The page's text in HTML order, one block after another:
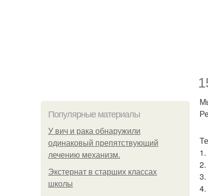
Популярные материалы
У вич и рака обнаружили
одинаковый препятствующий
лечению механизм.
Экстернат в старших классах
школы
3.